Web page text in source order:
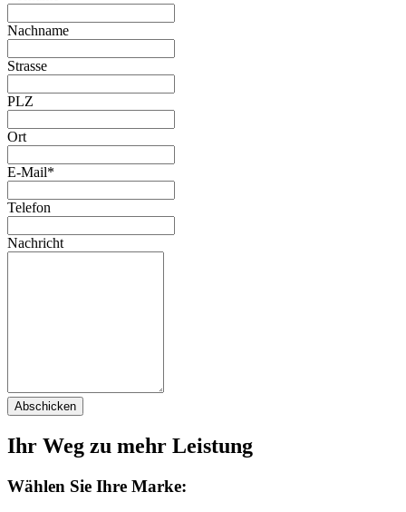
Nachname
Strasse
PLZ
Ort
E-Mail*
Telefon
Nachricht
Abschicken
Ihr Weg zu mehr Leistung
Wählen Sie Ihre Marke: